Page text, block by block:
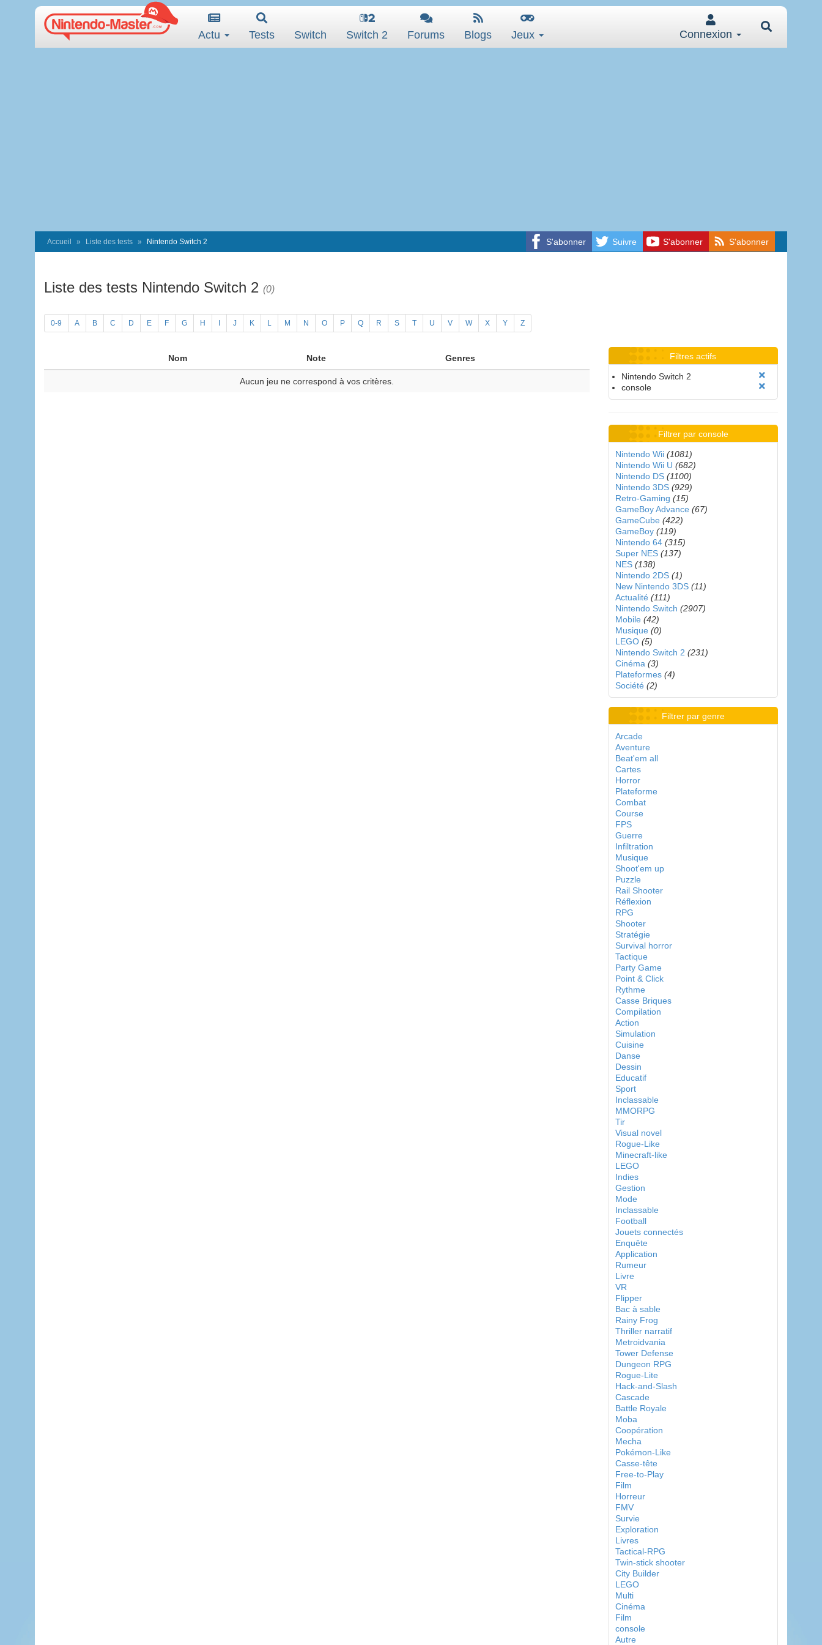
Actu Tests Switch Switch 2 Forums Blogs Jeux Connexion
S'abonner Suivre S'abonner S'abonner
Accueil Liste des tests Nintendo Switch 2
Liste des tests Nintendo Switch 2 (0)
0-9 A B C D E F G H J K L M N O P Q R S T U V W X Y Z
Nom Note Genres
Aucun jeu ne correspond à vos critères.
Filtres actifs
Nintendo Switch 2
console
Filtrer par console
Nintendo Wii (1081)
Nintendo Wii U (682)
Nintendo DS (1100)
Nintendo 3DS (929)
Retro-Gaming (15)
GameBoy Advance (67)
GameCube (422)
GameBoy (119)
Nintendo 64 (315)
Super NES (137)
NES (138)
Nintendo 2DS (1)
New Nintendo 3DS (11)
Actualité (111)
Nintendo Switch (2907)
Mobile (42)
Musique (0)
LEGO (5)
Nintendo Switch 2 (231)
Cinéma (3)
Plateformes (4)
Société (2)
Filtrer par genre
Arcade
Aventure
Beat'em all
Cartes
Horror
Plateforme
Combat
Course
FPS
Guerre
Infiltration
Musique
Shoot'em up
Puzzle
Rail Shooter
Réflexion
RPG
Shooter
Stratégie
Survival horror
Tactique
Party Game
Point & Click
Rythme
Casse Briques
Compilation
Action
Simulation
Cuisine
Danse
Dessin
Educatif
Sport
Inclassable
MMORPG
Tir
Visual novel
Rogue-Like
Minecraft-like
LEGO
Indies
Gestion
Mode
Inclassable
Football
Jouets connectés
Enquête
Application
Rumeur
Livre
VR
Flipper
Bac à sable
Rainy Frog
Thriller narratif
Metroidvania
Tower Defense
Dungeon RPG
Rogue-Lite
Hack-and-Slash
Cascade
Battle Royale
Moba
Coopération
Mecha
Pokémon-Like
Casse-tête
Free-to-Play
Film
Horreur
FMV
Survie
Exploration
Livres
Tactical-RPG
Twin-stick shooter
City Builder
LEGO
Multi
Cinéma
Film
console
Autre